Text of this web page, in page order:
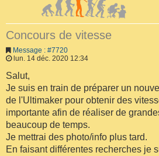
Concours de vitesse
Message : #7720
lun. 14 déc. 2020 12:34
Salut,
Je suis en train de préparer un
de l'Ultimaker pour obtenir des
importante afin de réaliser de
beaucoup de temps.
Je mettrai des photo/info plus tard.
En faisant différentes recherches je